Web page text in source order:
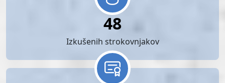
48
Izkušenih strokovnjakov